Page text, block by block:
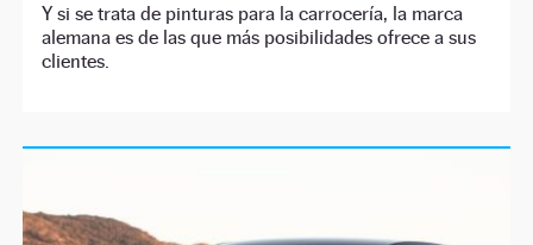
Y si se trata de pinturas para la carrocería, la marca
alemana es de las que más posibilidades ofrece a sus
clientes.